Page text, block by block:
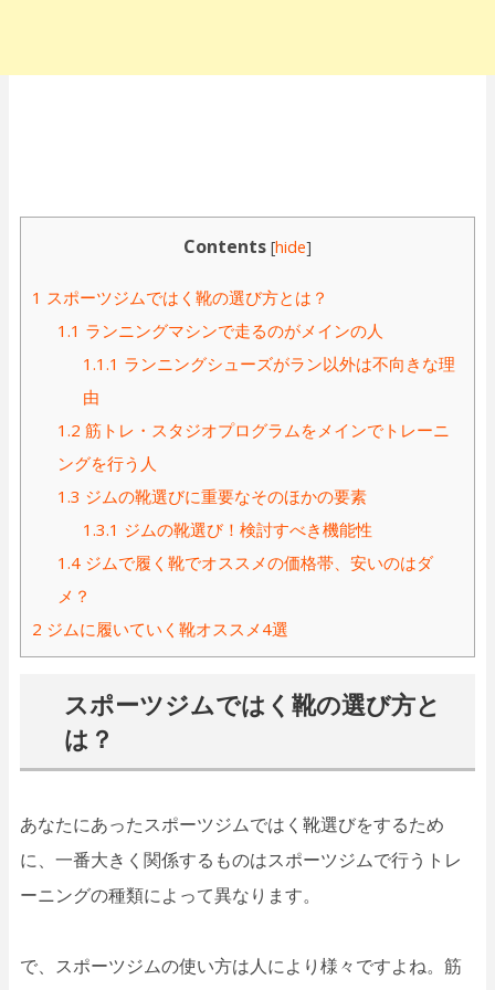
Contents [hide]
1 スポーツジムではく靴の選び方とは？
1.1 ランニングマシンで走るのがメインの人
1.1.1 ランニングシューズがラン以外は不向きな理
由
1.2 筋トレ・スタジオプログラムをメインでトレーニ
ングを行う人
1.3 ジムの靴選びに重要なそのほかの要素
1.3.1 ジムの靴選び！検討すべき機能性
1.4ジムで履く靴でオススメの価格帯、安いのはダ
メ？
2 ジムに履いていく靴オススメ4選
スポーツジムではく靴の選び方と
は？
あなたにあったスポーツジムではく靴選びをするため
に、一番大きく関係するものはスポーツジムで行うトレ
ーニングの種類によって異なります。
で、スポーツジムの使い方は人により様々ですよね。筋